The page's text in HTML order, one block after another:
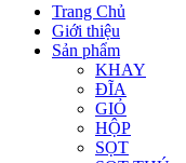
Trang Chủ
Giới thiệu
Sản phẩm
KHAY
ĐĨA
GIỎ
HỘP
SỌT